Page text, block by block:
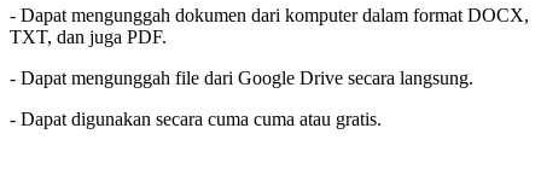
- Dapat mengunggah dokumen dari komputer dalam format DOCX,
TXT, dan juga PDF.
- Dapat mengunggah file dari Google Drive secara langsung.
- Dapat digunakan secara cuma cuma atau gratis.